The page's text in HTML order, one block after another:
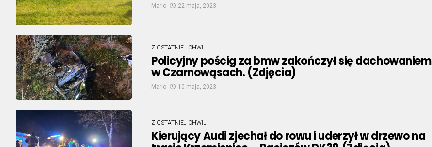
Mario 22 maja, 2023
Z OSTATNIEJ CHWILI
Policyjny pościg za bmw zakończył się dachowaniem
w Czarnowąsach. (Zdjęcia)
Mario 10 maja, 2023
Z OSTATNIEJ CHWILI
Kierujący Audi zjechał do rowu i uderzył w drzewo na